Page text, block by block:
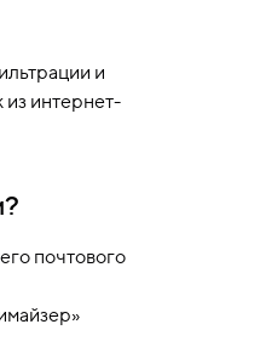
и
интернет-
почтового